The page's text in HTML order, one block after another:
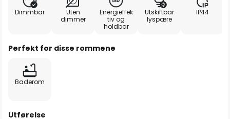
Dimmbar
Uten
dimmer
Energieffek
tiv og
holdbar
Utskiftbar
lyspære
IP44
Perfekt for disse rommene
Baderom
Utførelse